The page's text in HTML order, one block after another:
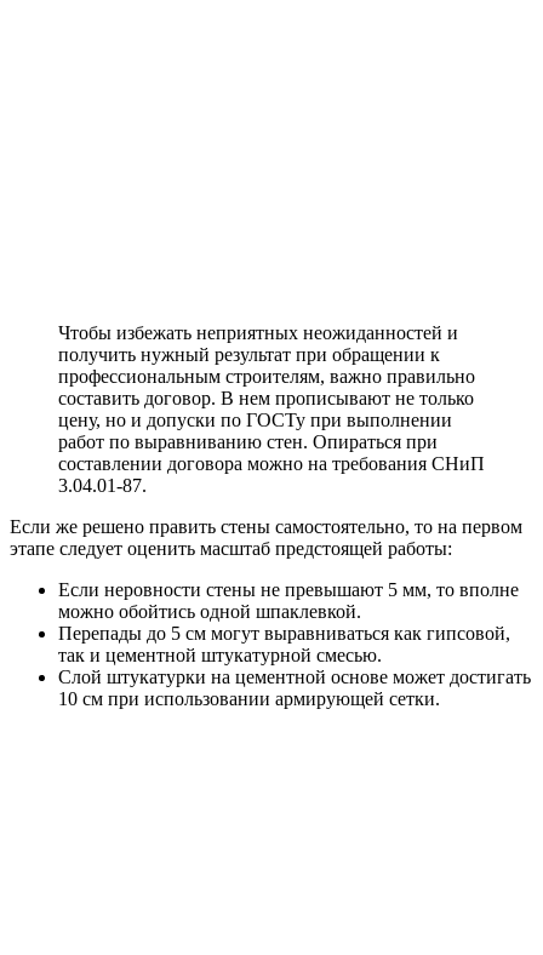
Чтобы избежать неприятных неожиданностей и
получить нужный результат при обращении к
профессиональным строителям, важно правильно
составить договор. В нем прописывают не только
цену, но и допуски по ГОСТу при выполнении
работ по выравниванию стен. Опираться при
составлении договора можно на требования СНиП
3.04.01-87.
Если же решено править стены самостоятельно, то на первом
этапе следует оценить масштаб предстоящей работы:
Если неровности стены не превышают 5 мм, то вполне
можно обойтись одной шпаклевкой.
Перепады до 5 см могут выравниваться как гипсовой,
так и цементной штукатурной смесью.
Слой штукатурки на цементной основе может достигать
10 см при использовании армирующей сетки.